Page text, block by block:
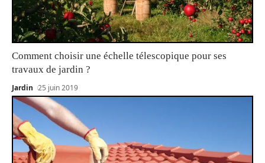
Comment choisir une échelle télescopique pour ses
travaux de jardin ?
Jardin 25 juin 2019